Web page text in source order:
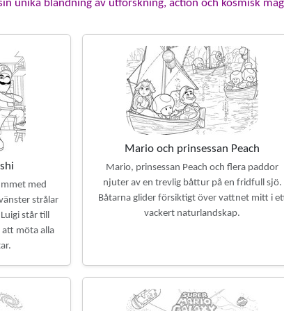
unika blandning av utforskning, action och kosmisk
med
strålar
står till
att möta alla
Mario och prinsessan Peach
Mario, prinsessan Peach och flera paddor
njuter av en trevlig båttur på en fridfull sjö.
Båtarna glider försiktigt över vattnet mitt i
vackert naturlandskap.